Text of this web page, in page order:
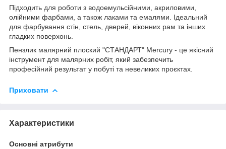
Підходить для роботи з водоемульсійними, акриловими,
олійними фарбами, а також лаками та емалями. Ідеальний
для фарбування стін, стель, дверей, віконних рам та інших
гладких поверхонь.
Пензлик малярний плоский "СТАНДАРТ" Mercury - це якісний
інструмент для малярних робіт, який забезпечить
професійний результат у побуті та невеликих проєктах.
Приховати
Характеристики
Основні атрибути